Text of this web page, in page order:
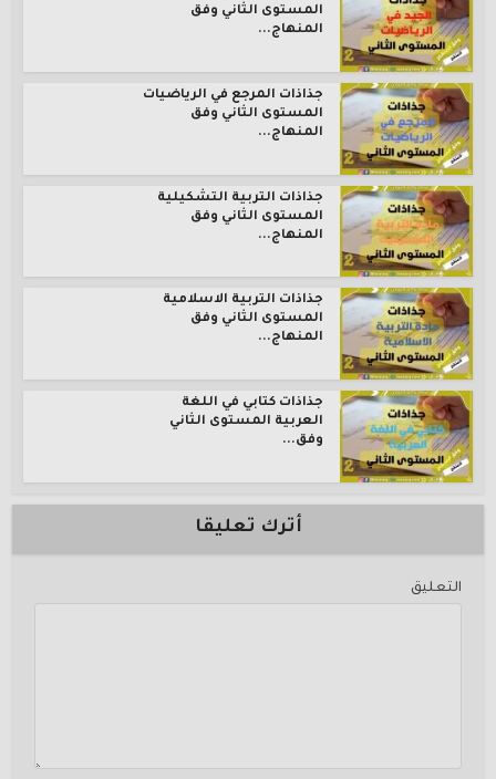
المستوى الثاني وفق
المنهاج...
جذاذات المرجع في الرياضيات
المستوى الثاني وفق
المنهاج...
جذاذات التربية التشكيلية
المستوى الثاني وفق
المنهاج...
جذاذات التربية الاسلامية
المستوى الثاني وفق
المنهاج...
جذاذات كتابي في اللغة
العربية المستوى الثاني
وفق...
أترك تعليقا
التعليق